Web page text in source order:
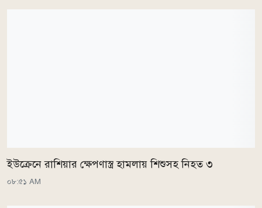
ইউক্রেনে রাশিয়ার ক্ষেপণাস্ত্র হামলায় শিশুসহ নিহত ৩
০৮:৫১ AM